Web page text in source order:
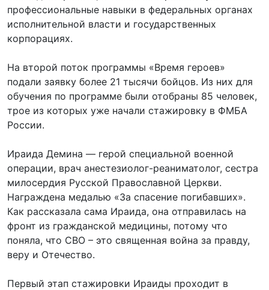
профессиональные навыки в федеральных органах
исполнительной власти и государственных
корпорациях.
На второй поток программы «Время героев»
подали заявку более 21 тысячи бойцов. Из них для
обучения по программе были отобраны 85 человек,
трое из которых уже начали стажировку в ФМБА
России.
Ираида Демина — герой специальной военной
операции, врач анестезиолог-реаниматолог, сестра
милосердия Русской Православной Церкви.
Награждена медалью «За спасение погибавших».
Как рассказала сама Ираида, она отправилась на
фронт из гражданской медицины, потому что
поняла, что СВО – это священная война за правду,
веру и Отечество.
Первый этап стажировки Ираиды проходит в